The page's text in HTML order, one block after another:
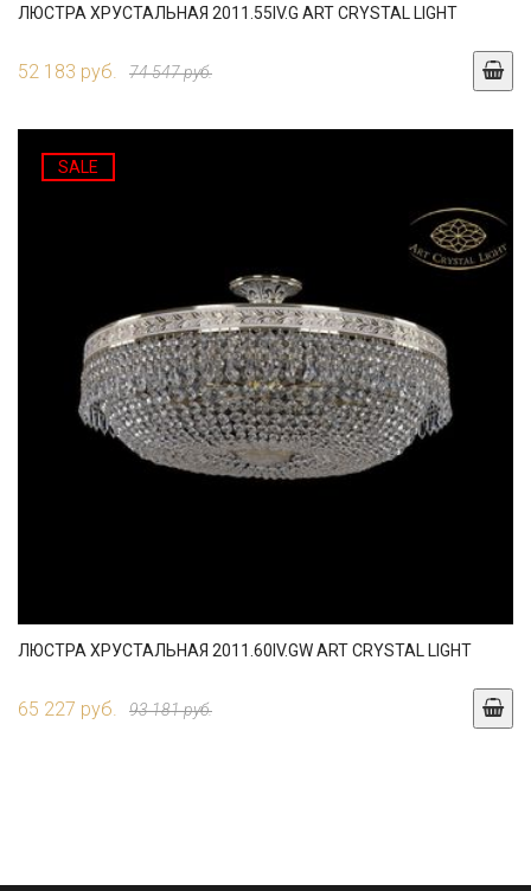
ЛЮСТРА ХРУСТАЛЬНАЯ 2011.55IV.G ART CRYSTAL LIGHT
52 183 руб. 74 547 руб.
SALE
ЛЮСТРА ХРУСТАЛЬНАЯ 2011.60IV.GW ART CRYSTAL LIGHT
65 227 руб. 93 181 руб.